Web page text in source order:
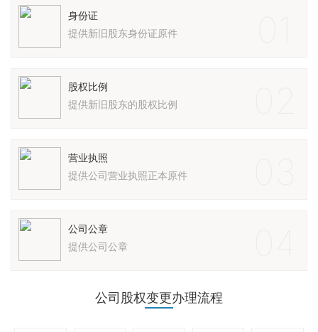
身份证
提供新旧股东身份证原件
股权比例
提供新旧股东的股权比例
营业执照
提供公司营业执照正本原件
公司公章
提供公司公章
公司股权变更办理流程